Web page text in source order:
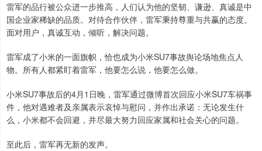
雷军的品行被公众进一步推高，人们认为他的坚韧、谦逊、真诚是中
国企业家稀缺的品质。对待合作伙伴，雷军秉持尊重与共赢的态度。
面对用户，真诚互动，倾听，解决问题。
雷军成了小米的一面旗帜，恰也成为小米SU7事故舆论场地焦点人
物。所有人都紧盯着雷军，他要怎么说，他要怎么做。
小米SU7事故后的4月1日晚，雷军通过微博首次回应小米SU7车祸事
件，他对遇难者及亲属表示哀悼与慰问，并作出承诺：无论发生什
么，小米都不会回避，并尽最大努力回应家属和社会关心的问题。
至此后，雷军再无新的发声。